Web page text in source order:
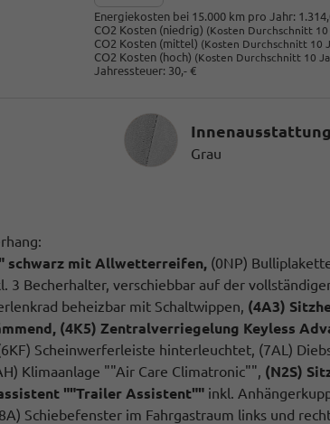
Energiekosten bei 15.000 km pro Jahr:
CO2 Kosten (niedrig) (Kosten Durchschnitt 10
CO2 Kosten (mittel) (Kosten Durchschnitt 10
CO2 Kosten (hoch) (Kosten Durchschnitt 10
Jahressteuer: 30,- €
InnenausstattungInnenausstattung
Grau
schwarz mit Allwetterreifen, (0NP)
Becherhalter, verschiebbar auf der
beheizbar mit Schaltwippen, (4A3)
(4K5) Zentralverriegelung Keyless
Scheinwerferleiste hinterleuchtet, (7AL)
Klimaanlage ""Air Care Climatronic"", (N2S)
""Trailer Assistent"" inkl.
Schiebefenster im Fahrgastraum links und